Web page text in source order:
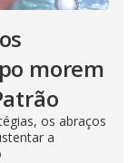
morem
os abraços
a